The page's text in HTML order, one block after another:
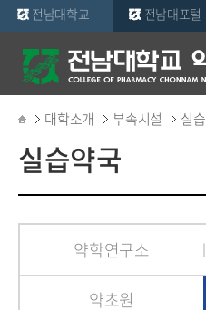
전남대학교 전남대포털
대학소개 부속시설 실
실습약국
약학연구소
약초원